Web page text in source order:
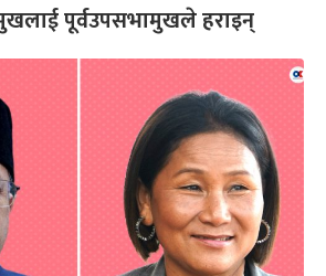
पूर्वउपसभामुखले हराइन्